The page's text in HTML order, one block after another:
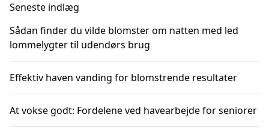
Seneste indlæg
Sådan finder du vilde blomster om natten med led
lommelygter til udendørs brug
Effektiv haven vanding for blomstrende resultater
At vokse godt: Fordelene ved havearbejde for seniorer